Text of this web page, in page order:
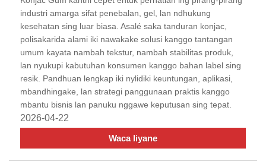
industri amarga sifat penebalan, gel, lan ndhukung
kesehatan sing luar biasa. Asalé saka tanduran konjac,
polisakarida alami iki nawakake solusi kanggo tantangan
umum kayata nambah tekstur, nambah stabilitas produk,
lan nyukupi kabutuhan konsumen kanggo bahan label sing
resik. Pandhuan lengkap iki nylidiki keuntungan, aplikasi,
mbandhingake, lan strategi panggunaan praktis kanggo
mbantu bisnis lan panuku nggawe keputusan sing tepat.
2026-04-22
Waca liyane